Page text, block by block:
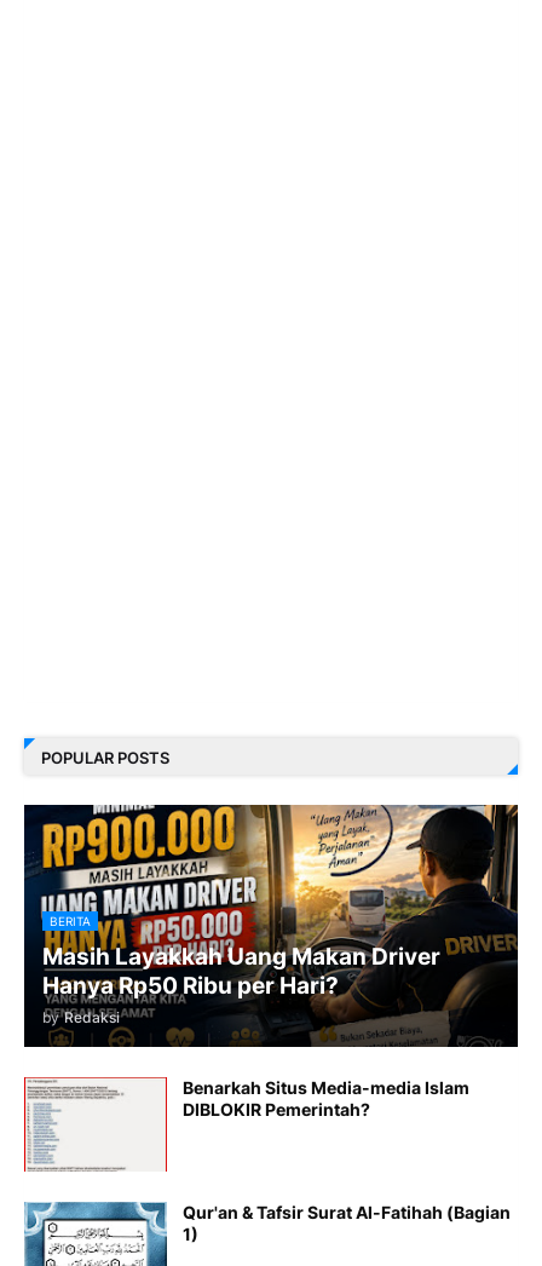
POPULAR POSTS
BERITA
Masih Layakkah Uang Makan Driver
Hanya Rp50 Ribu per Hari?
by Redaksi
Benarkah Situs Media-media Islam
DIBLOKIR Pemerintah?
Qur'an & Tafsir Surat Al-Fatihah (Bagian
1)